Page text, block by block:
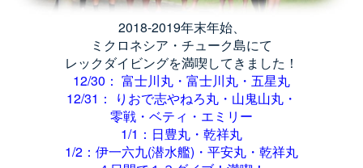
2018-2019年末年始、
ミクロネシア・チューク島にて
レックダイビングを満喫してきました！
12/30： 富士川丸・富士川丸・五星丸
12/31： りおで志やねろ丸・山鬼山丸・
零戦・ベティ・エミリー
1/1：日豊丸・乾祥丸
1/2：伊一六九(潜水艦)・平安丸・乾祥丸